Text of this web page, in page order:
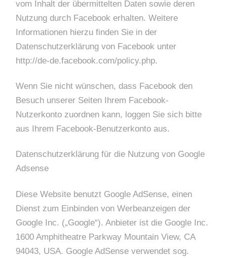
vom Inhalt der übermittelten Daten sowie deren
Nutzung durch Facebook erhalten. Weitere
Informationen hierzu finden Sie in der
Datenschutzerklärung von Facebook unter
http://de-de.facebook.com/policy.php.
Wenn Sie nicht wünschen, dass Facebook den
Besuch unserer Seiten Ihrem Facebook-
Nutzerkonto zuordnen kann, loggen Sie sich bitte
aus Ihrem Facebook-Benutzerkonto aus.
Datenschutzerklärung für die Nutzung von Google
Adsense
Diese Website benutzt Google AdSense, einen
Dienst zum Einbinden von Werbeanzeigen der
Google Inc. („Google“). Anbieter ist die Google Inc.
1600 Amphitheatre Parkway Mountain View, CA
94043, USA. Google AdSense verwendet sog.